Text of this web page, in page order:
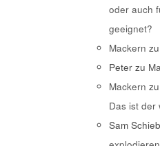
oder auch
geeignet?
Mackern zu
Peter zu
Mackern zu
Das ist der
Sam